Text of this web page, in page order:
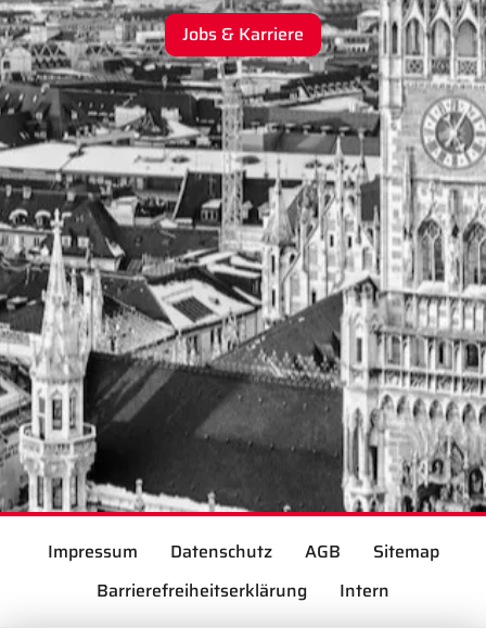
Jobs & Karriere
Impressum Datenschutz AGB
Sitemap
Barrierefreiheitserklärung
Intern